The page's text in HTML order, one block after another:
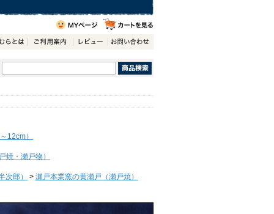
12cm）
焼・瀬戸物）
次郎） > 瀬戸本業窯の黄瀬戸（瀬戸焼）